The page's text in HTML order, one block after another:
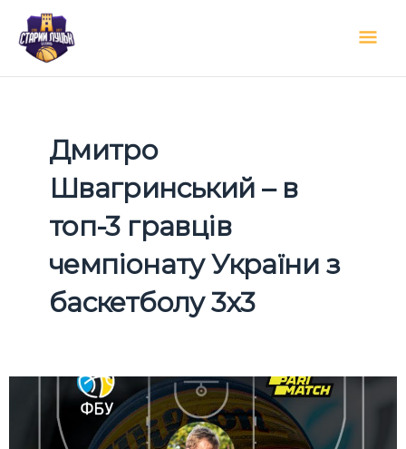
вмісту
Дмитро
Швагринський – в
топ-3 гравців
чемпіонату України з
баскетболу 3х3